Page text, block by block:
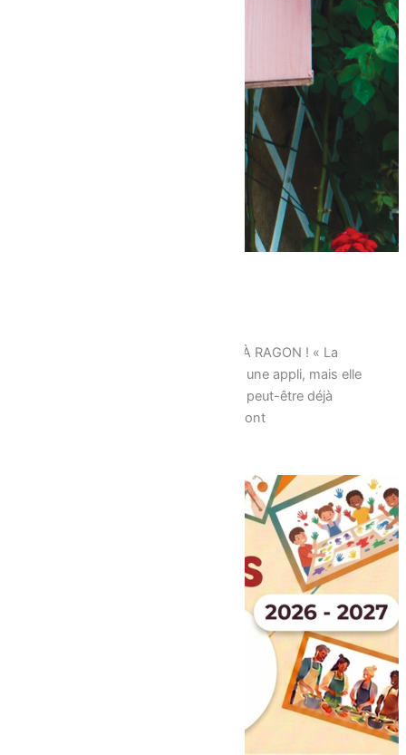
UNE NOUVEAUTÉ TOUTE RONDE À RAGON ! « La
pastille du P’tit Ragonnais n’est pas une appli, mais elle
est applicable… » Certain.es en ont peut-être déjà
entendu parler, d’autres la découvriront